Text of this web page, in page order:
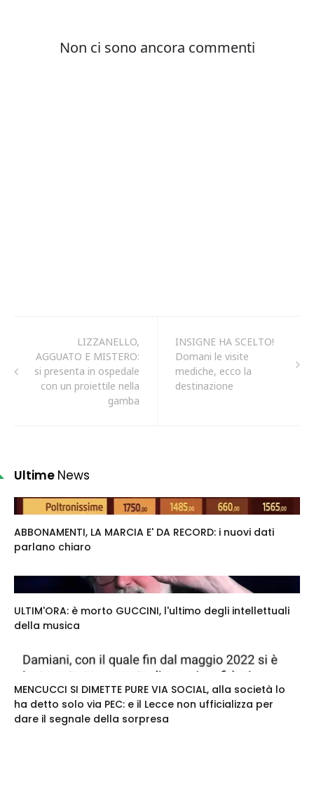
LIZZANELLO,
AGGUATO E MISTERO:
si presenta in ospedale
con un proiettile nella
gamba
INSIGNE HA SCELTO!
Domani le visite
mediche, ecco la
destinazione
Ultime News
ABBONAMENTI, LA MARCIA E' DA RECORD: i nuovi dati
parlano chiaro
ULTIM'ORA: è morto GUCCINI, l'ultimo degli intellettuali
della musica
MENCUCCI SI DIMETTE PURE VIA SOCIAL, alla società lo
ha detto solo via PEC: e il Lecce non ufficializza per
dare il segnale della sorpresa